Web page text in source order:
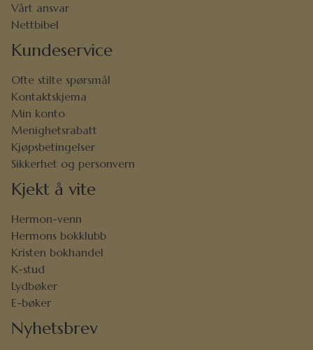
Vårt ansvar
Nettbibel
Kundeservice
Ofte stilte spørsmål
Kontaktskjema
Min konto
Menighetsrabatt
Kjøpsbetingelser
Sikkerhet og personvern
Kjekt å vite
Hermon-venn
Hermons bokklubb
Kristen bokhandel
K-stud
Lydbøker
E-bøker
Nyhetsbrev